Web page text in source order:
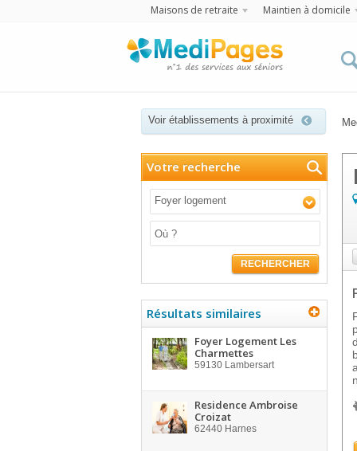
Maisons de retraite Maintien à domicile
Voir établissements à proximité
Votre recherche
Foyer logement
RECHERCHER
Résultats similaires
Foyer Logement Les
Charmettes
59130 Lambersart
Residence Ambroise
Croizat
62440 Harnes